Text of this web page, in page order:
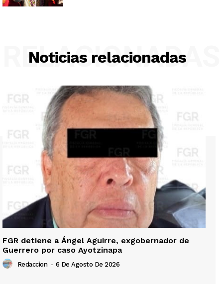
Noticias relacionadas
RELACIONADAS
FGR detiene a Ángel Aguirre, exgobernador de
Guerrero por caso Ayotzinapa
Redaccion - 6 De Agosto De 2026